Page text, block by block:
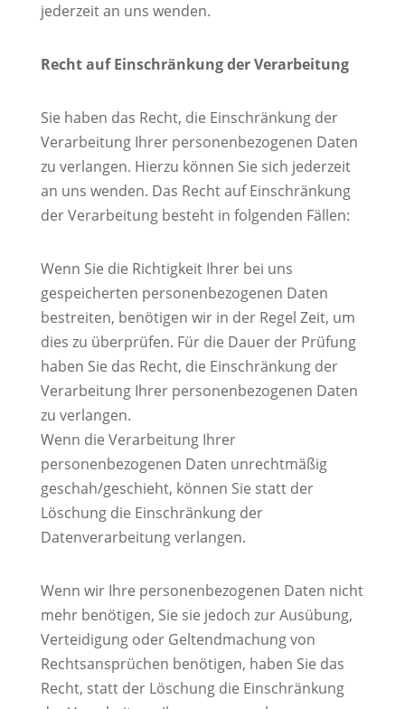
jederzeit an uns wenden.
Recht auf Einschränkung der Verarbeitung
Sie haben das Recht, die Einschränkung der
Verarbeitung Ihrer personenbezogenen Daten
zu verlangen. Hierzu können Sie sich jederzeit
an uns wenden. Das Recht auf Einschränkung
der Verarbeitung besteht in folgenden Fällen:
Wenn Sie die Richtigkeit Ihrer bei uns
gespeicherten personenbezogenen Daten
bestreiten, benötigen wir in der Regel Zeit, um
dies zu überprüfen. Für die Dauer der Prüfung
haben Sie das Recht, die Einschränkung der
Verarbeitung Ihrer personenbezogenen Daten
zu verlangen.
Wenn die Verarbeitung Ihrer
personenbezogenen Daten unrechtmäßig
geschah/geschieht, können Sie statt der
Löschung die Einschränkung der
Datenverarbeitung verlangen.
Wenn wir Ihre personenbezogenen Daten nicht
mehr benötigen, Sie sie jedoch zur Ausübung,
Verteidigung oder Geltendmachung von
Rechtsansprüchen benötigen, haben Sie das
Recht, statt der Löschung die Einschränkung